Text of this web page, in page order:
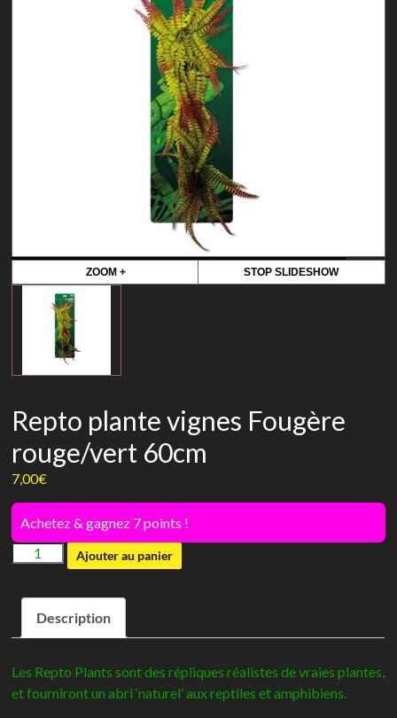
ZOOM + STOP SLIDESHOW
Repto plante vignes Fougère
rouge/vert 60cm
7,00€
Achetez & gagnez 7 points !
quantité
Repto
plante
vignes
rouge/vert
Ajouter au panier
Description
Les Repto Plants sont des répliques réalistes de vraies plantes,
et fourniront un abri ‘naturel’ aux reptiles et amphibiens.